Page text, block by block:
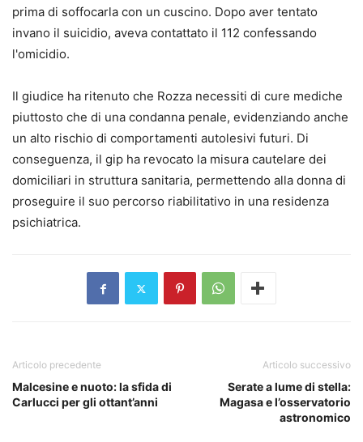
prima di soffocarla con un cuscino. Dopo aver tentato
invano il suicidio, aveva contattato il 112 confessando
l'omicidio.
Il giudice ha ritenuto che Rozza necessiti di cure mediche
piuttosto che di una condanna penale, evidenziando anche
un alto rischio di comportamenti autolesivi futuri. Di
conseguenza, il gip ha revocato la misura cautelare dei
domiciliari in struttura sanitaria, permettendo alla donna di
proseguire il suo percorso riabilitativo in una residenza
psichiatrica.
Articolo precedente
Malcesine e nuoto: la sfida di
Carlucci per gli ottant’anni
Articolo successivo
Serate a lume di stella:
Magasa e l’osservatorio
astronomico